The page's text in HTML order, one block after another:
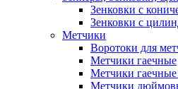
Зенковки с
Зенковки с
Метчики
Воротоки для
Метчики гаечные
Метчики
Метчики